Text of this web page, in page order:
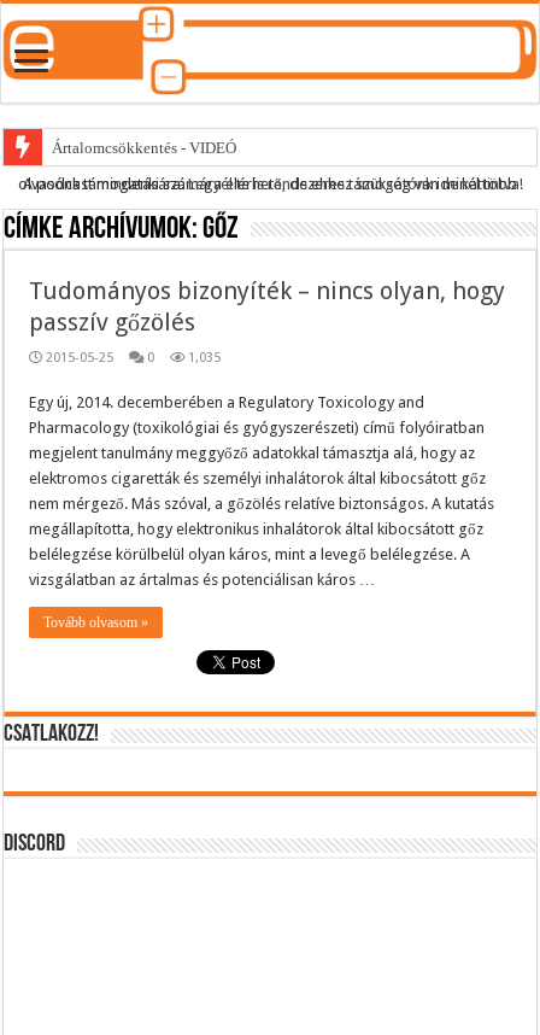
Ártalomcsökkentés - VIDEÓ
E-cigi használati szokások 2.0
Android Podcast alkalmazás letöltése
A podcast mindenki számára elérhető, de ehhez szükség van minél több olvasónk támogatására.Legyél te is rendszeres támogatónk ide kattintva!
Címke archívumok:gőz
Tudományos bizonyíték – nincs olyan, hogy
passzív gőzölés
2015-05-25 0 1,035
Egy új, 2014. decemberében a Regulatory Toxicology and
Pharmacology (toxikológiai és gyógyszerészeti) című folyóiratban
megjelent tanulmány meggyőző adatokkal támasztja alá, hogy az
elektromos cigaretták és személyi inhalátorok által kibocsátott gőz
nem mérgező. Más szóval, a gőzölés relatíve biztonságos. A kutatás
megállapította, hogy elektronikus inhalátorok által kibocsátott gőz
belélegzése körülbelül olyan káros, mint a levegő belélegzése. A
vizsgálatban az ártalmas és potenciálisan káros …
Tovább olvasom »
CSATLAKOZZ!
DISCORD